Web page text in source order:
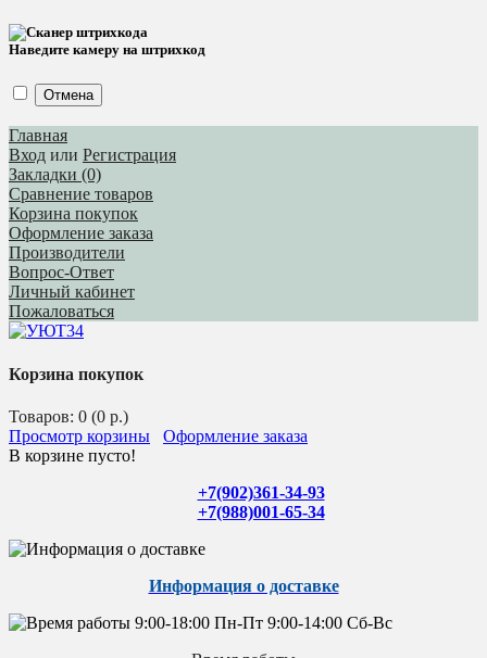
Наведите камеру на штрихкод
Отмена
Главная
Вход или Регистрация
Закладки (0)
Сравнение товаров
Корзина покупок
Оформление заказа
Производители
Вопрос-Ответ
Личный кабинет
Пожаловаться
Корзина покупок
Товаров: 0 (0 р.)
Просмотр корзины
Оформление заказа
В корзине пусто!
+7(902)361-34-93
+7(988)001-65-34
Информация о доставке